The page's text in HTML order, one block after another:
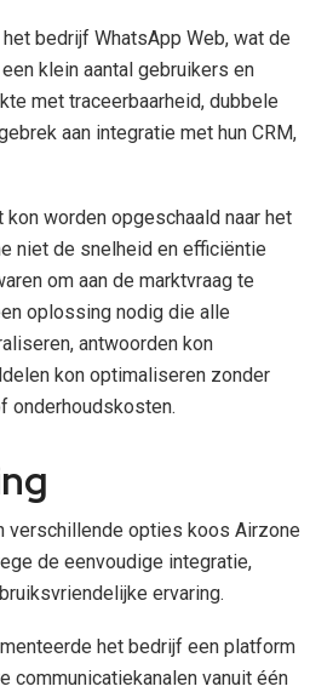
bedrijf WhatsApp Web, wat de
klein aantal gebruikers en
met traceerbaarheid, dubbele
aan integratie met hun CRM,
kon worden opgeschaald naar het
niet de snelheid en efficiëntie
om aan de marktvraag te
oplossing nodig die alle
antwoorden kon
kon optimaliseren zonder
onderhoudskosten.
verschillende opties koos Airzone
de eenvoudige integratie,
ervaring.
het bedrijf een platform
communicatiekanalen vanuit één